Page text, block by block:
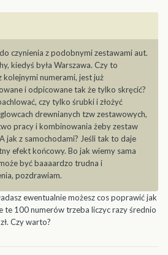
czynienia z podobnymi zestawami aut.
kiedyś była Warszawa. Czy to
numerami, jest już
i odpicowane tak że tylko skręcić?
czy tylko śrubki i złożyć
drewnianych tzw zestawowych,
pracy i kombinowania żeby zestaw
jak z samochodami? Jeśli tak to daje
efekt końcowy. Bo jak wiemy sama
być baaaardzo trudna i
pozdrawiam.
ewentualnie możesz cos poprawić jak
te 100 numerów trzeba liczyc razy średnio
Czy warto?